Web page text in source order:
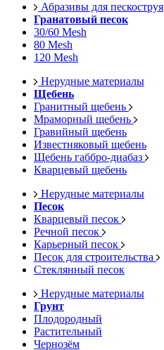
Абразивы для пескоструя
Гранатовый песок
30/60 Mesh
80 Mesh
120 Mesh
Нерудные материалы
Щебень
Гранитный щебень
Мраморный щебень
Гравийный щебень
Известняковый щебень
Щебень габбро-диабаз
Кварцевый щебень
Нерудные материалы
Песок
Кварцевый песок
Речной песок
Карьерный песок
Песок для строительства
Стеклянный песок
Нерудные материалы
Грунт
Плодородный
Растительный
Чернозём